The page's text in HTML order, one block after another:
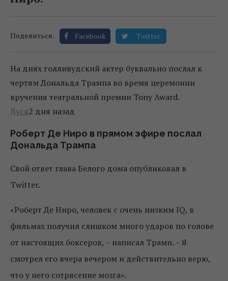
Поделиться: Facebook Twitter
На днях голливудский актер буквально послал к
чертям Дональда Трампа во время церемонии
вручения театральной премии Tony Award.
Дуся2 дня назад
Роберт Де Ниро в прямом эфире послал
Дональда Трампа
Свой ответ глава Белого дома опубликовал в
Twitter.
«Роберт Де Ниро, человек с очень низким IQ, в
фильмах получил слишком много ударов по голове
от настоящих боксеров, – написал Трамп. – Я
смотрел его вчера вечером и действительно верю,
что у него сотрясение мозга».